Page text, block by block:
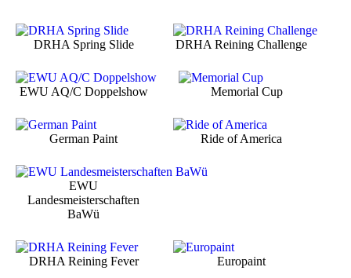
DRHA Spring Slide DRHA Reining Challenge
EWU AQ/C Doppelshow Memorial Cup
German Paint Ride of America
EWU
Landesmeisterschaften
BaWü
DRHA Reining Fever Europaint